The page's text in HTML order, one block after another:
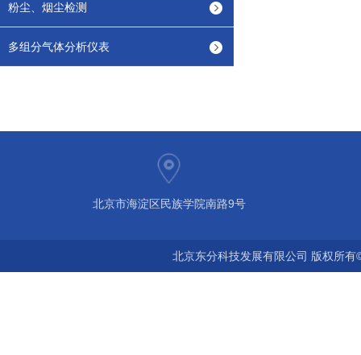
粉尘、烟尘检测
多组分气体分析仪表
北京市海淀区民族学院南路9号
北京东分科技发展有限公司 版权所